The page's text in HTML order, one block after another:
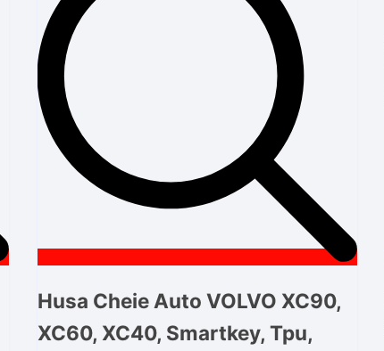
Husa Cheie Auto VOLVO XC90,
XC60, XC40, Smartkey, Tpu,